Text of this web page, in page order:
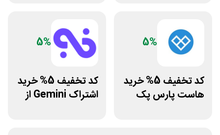
5%
کد تخفیف 5% خرید
هاست پارس پک
5%
کد تخفیف 5% خرید
اشتراک Gemini از